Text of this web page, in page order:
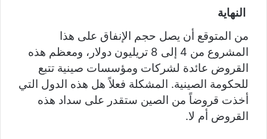
النهاية
من المتوقع أن يصل حجم الإنفاق على هذا
المشروع من 4 إلى 8 تريليون دولار، ومعظم هذه
القروض عائدة لشركات ومؤسسات صينية تتبع
للحكومة الصينية. المشكلة فعلاً هل هذه الدول التي
أخذت قروضاً من الصين ستقدر على سداد هذه
القروض أم لا.